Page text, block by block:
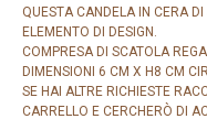
QUESTA CANDELA IN CERA
ELEMENTO DI DESIGN.
COMPRESA DI SCATOLA
DIMENSIONI 6 CM X H8 CM
SE HAI ALTRE RICHIESTE
CARRELLO E CERCHERÒ DI